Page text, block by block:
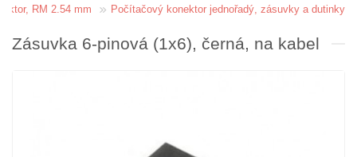
RM 2.54 mm Počítačový konektor jednořadý, zásuvky a dutinky
Zásuvka 6-pinová (1x6), černá, na kabel